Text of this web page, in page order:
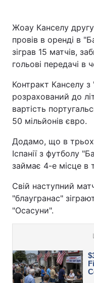
Жоау Канселу
провів в оренді в
зіграв 15 матчів,
гольові передачі в
Контракт Канселу з
розрахований до
вартість
50 мільйонів євро.
Додамо, що в трьох
Іспанії з футболу
займає 4-е місце в
Свій наступний
"блаугранас"
"Осасуни".